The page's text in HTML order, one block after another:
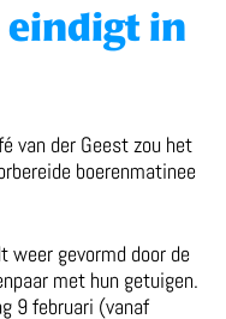
eindigt in
van der Geest zou het
boerenmatinee
weer gevormd door de
met hun getuigen.
9 februari (vanaf